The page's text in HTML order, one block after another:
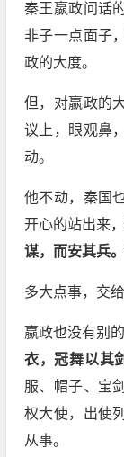
秦王嬴政问话
非子一点面子
政的大度。
但，对嬴政的
议上，眼观鼻
动。
他不动，秦国
开心的站出来
谋，而安其兵
多大点事，交
嬴政也没有别
衣，冠舞以其
服、帽子、宝
权大使，出使
从事。